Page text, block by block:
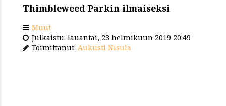
Thimbleweed Parkin ilmaiseksi
Muut
Julkaistu: lauantai, 23 helmikuun 2019 20:49
Toimittanut: Aukusti Nisula